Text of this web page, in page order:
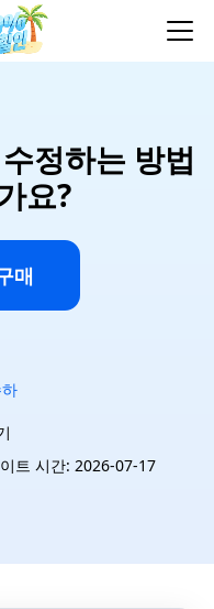
정하는 방법
요?
매
트 시간: 2026-07-17